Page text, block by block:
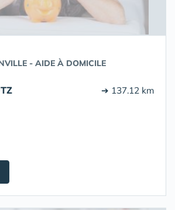
- AIDE À DOMICILE
➔ 137.12 km